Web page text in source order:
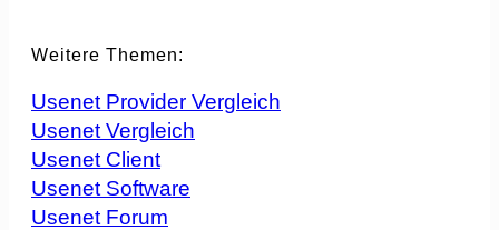
Weitere Themen:
Usenet Provider Vergleich
Usenet Vergleich
Usenet Client
Usenet Software
Usenet Forum